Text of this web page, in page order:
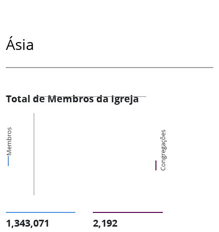
Ásia
Total de Membros da Igreja
Membros Congregações
1,343,071 2,192